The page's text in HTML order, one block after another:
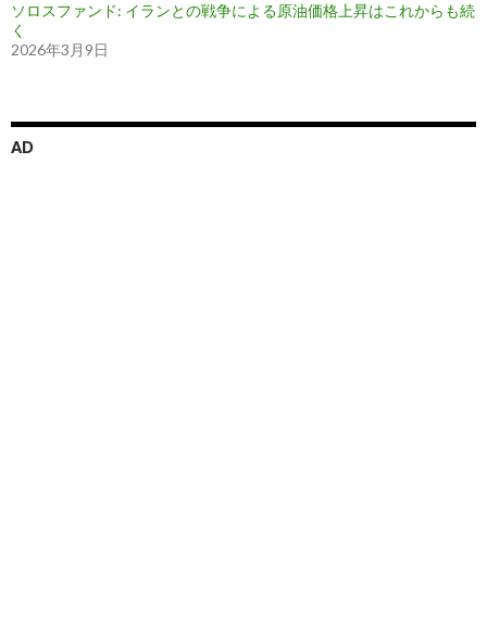
ソロスファンド: イランとの戦争による原油価格上昇はこれからも続
く
2026年3月9日
AD